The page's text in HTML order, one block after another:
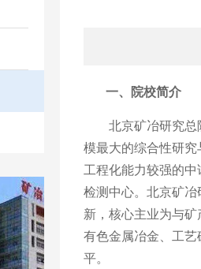
一、院校简介
北京矿冶研究
模最大的综合性研
工程化能力较强的
检测中心。北京矿冶
新，核心主业为与
有色金属冶金、工
平。